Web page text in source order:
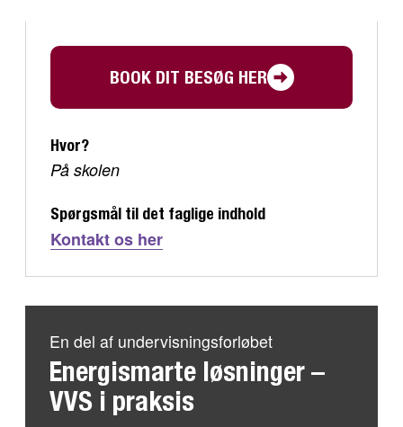
BOOK DIT BESØG HER
Hvor?
På skolen
Spørgsmål til det faglige indhold
Kontakt os her
En del af undervisningsforløbet
Energismarte løsninger –
VVS i praksis